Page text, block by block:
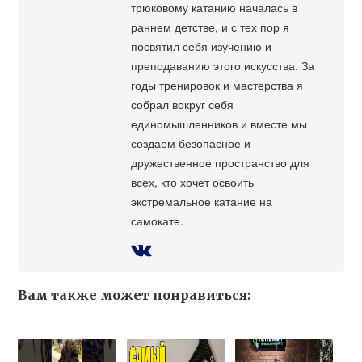
трюковому катанию началась в
раннем детстве, и с тех пор я
посвятил себя изучению и
преподаванию этого искусства. За
годы тренировок и мастерства я
собрал вокруг себя
единомышленников и вместе мы
создаем безопасное и
дружественное пространство для
всех, кто хочет освоить
экстремальное катание на
самокате.
Вам также может понравиться: